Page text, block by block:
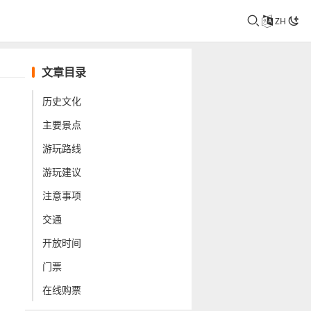
ZH
文章目录
历史文化
主要景点
游玩路线
游玩建议
注意事项
交通
开放时间
门票
在线购票